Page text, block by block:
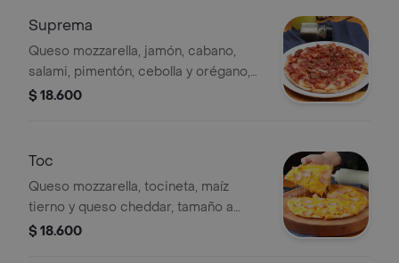
Suprema
Queso mozzarella, jamón, cabano,
salami, pimentón, cebolla y orégano,
tamaño a elegir
$ 18.600
Toc
Queso mozzarella, tocineta, maíz
tierno y queso cheddar, tamaño a
elegir
$ 18.600